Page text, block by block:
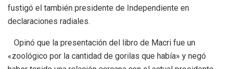
fustigó el también presidente de Independiente en
declaraciones radiales.
Opinó que la presentación del libro de Macri fue un
«zoológico por la cantidad de gorilas que había» y negó